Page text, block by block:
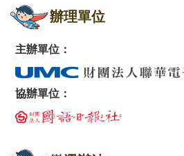
辦理單位
主辦單位：
協辦單位：